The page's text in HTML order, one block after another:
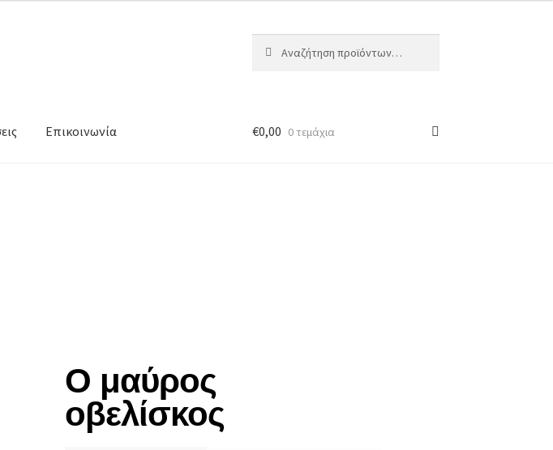
Επικοινωνία €0,00 0 τεμάχια
Ο μαύρος
οβελίσκος